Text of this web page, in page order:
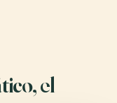
el